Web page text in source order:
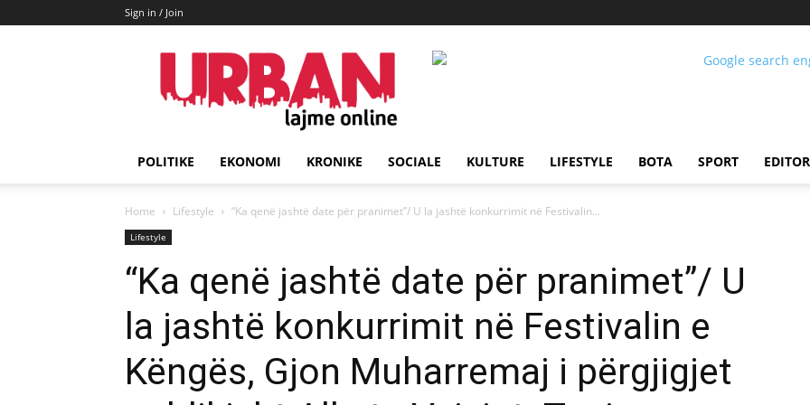
Sign in / Join
URBAN
Lajme
POLITIKE EKONOMI KRONIKE SOCIALE KULTURE LIFESTYLE BOTA SPORT
Home Lifestyle “Ka qenë jashtë date për pranimet”/ U la jashtë konkurrimit në Festivalin...
Lifestyle
“Ka qenë jashtë date për pranimet”/ U
la jashtë konkurrimit në Festivalin e
Këngës, Gjon Muharremaj i përgjigjet